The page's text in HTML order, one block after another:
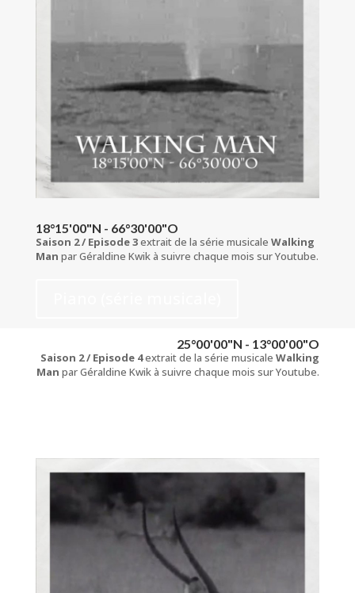
18°15'00"N - 66°30'00"O
Saison 2 / Episode 3extrait de la série musicale Walking
Man par Géraldine Kwik à suivre chaque mois sur Youtube.
25°00'00"N - 13°00'00"O
Saison 2 / Episode 4extrait de la série musicaleWalking
Man par Géraldine Kwik à suivre chaque mois sur Youtube.